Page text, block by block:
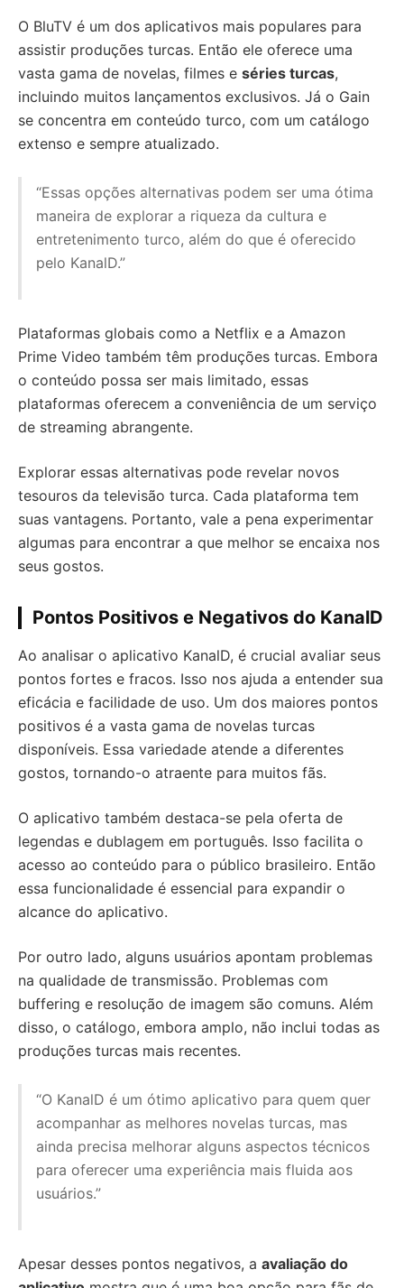
O BluTV é um dos aplicativos mais populares para
assistir produções turcas. Então ele oferece uma
vasta gama de novelas, filmes e séries turcas,
incluindo muitos lançamentos exclusivos. Já o Gain
se concentra em conteúdo turco, com um catálogo
extenso e sempre atualizado.
“Essas opções alternativas podem ser uma ótima
maneira de explorar a riqueza da cultura e
entretenimento turco, além do que é oferecido
pelo KanalD.”
Plataformas globais como a Netflix e a Amazon
Prime Video também têm produções turcas. Embora
o conteúdo possa ser mais limitado, essas
plataformas oferecem a conveniência de um serviço
de streaming abrangente.
Explorar essas alternativas pode revelar novos
tesouros da televisão turca. Cada plataforma tem
suas vantagens. Portanto, vale a pena experimentar
algumas para encontrar a que melhor se encaixa nos
seus gostos.
Pontos Positivos e Negativos do KanalD
Ao analisar o aplicativo KanalD, é crucial avaliar seus
pontos fortes e fracos. Isso nos ajuda a entender sua
eficácia e facilidade de uso. Um dos maiores pontos
positivos é a vasta gama de novelas turcas
disponíveis. Essa variedade atende a diferentes
gostos, tornando-o atraente para muitos fãs.
O aplicativo também destaca-se pela oferta de
legendas e dublagem em português. Isso facilita o
acesso ao conteúdo para o público brasileiro. Então
essa funcionalidade é essencial para expandir o
alcance do aplicativo.
Por outro lado, alguns usuários apontam problemas
na qualidade de transmissão. Problemas com
buffering e resolução de imagem são comuns. Além
disso, o catálogo, embora amplo, não inclui todas as
produções turcas mais recentes.
“O KanalD é um ótimo aplicativo para quem quer
acompanhar as melhores novelas turcas, mas
ainda precisa melhorar alguns aspectos técnicos
para oferecer uma experiência mais fluida aos
usuários.”
Apesar desses pontos negativos, a avaliação do